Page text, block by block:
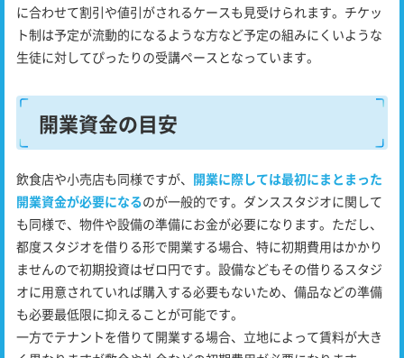
に合わせて割引や値引がされるケースも見受けられます。チケッ
ト制は予定が流動的になるような方など予定の組みにくいような
生徒に対してぴったりの受講ペースとなっています。
開業資金の目安
飲食店や小売店も同様ですが、 開業に際しては最初にまとまった
開業資金が必要になるのが一般的です。ダンススタジオに関して
も同様で、物件や設備の準備にお金が必要になります。ただし、
都度スタジオを借りる形で開業する場合、特に初期費用はかかり
ませんので初期投資はゼロ円です。設備などもその借りるスタジ
オに用意されていれば購入する必要もないため、備品などの準備
も必要最低限に抑えることが可能です。
一方でテナントを借りて開業する場合、立地によって賃料が大き